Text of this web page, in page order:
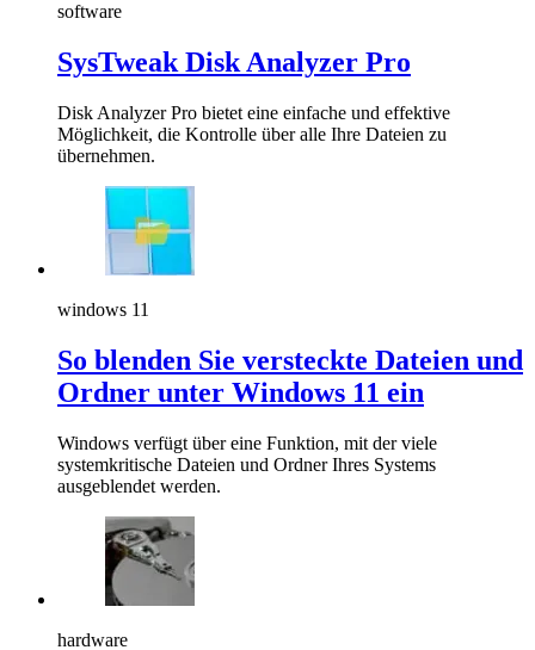
software
SysTweak Disk Analyzer Pro
Disk Analyzer Pro bietet eine einfache und effektive
Möglichkeit, die Kontrolle über alle Ihre Dateien zu
übernehmen.
windows 11
So blenden Sie versteckte Dateien und
Ordner unter Windows 11 ein
Windows verfügt über eine Funktion, mit der viele
systemkritische Dateien und Ordner Ihres Systems
ausgeblendet werden.
hardware